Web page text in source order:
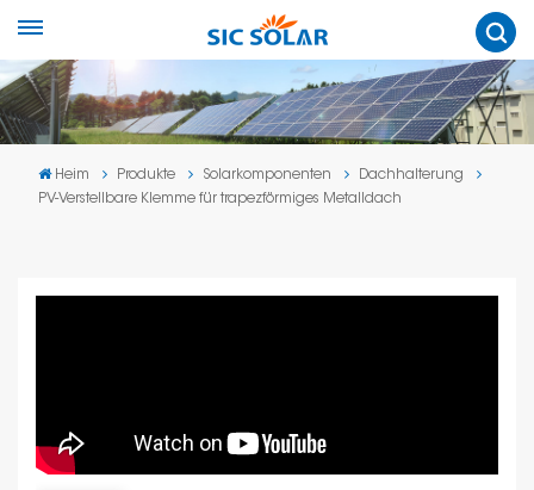
Heim Produkte Solarkomponenten
Dachhalterung
PV-Verstellbare Klemme für trapezförmiges Metalldach